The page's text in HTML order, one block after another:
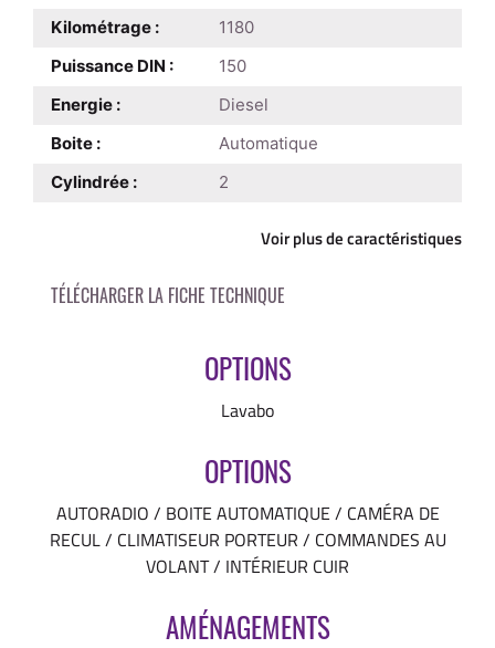
Kilométrage :
1180
Puissance DIN :
150
Energie :
Diesel
Boite :
Automatique
Cylindrée :
2
Voir plus de caractéristiques
OPTIONS
Lavabo
OPTIONS
AUTORADIO / BOITE AUTOMATIQUE / CAMÉRA DE
RECUL / CLIMATISEUR PORTEUR / COMMANDES AU
VOLANT / INTÉRIEUR CUIR
AMÉNAGEMENTS